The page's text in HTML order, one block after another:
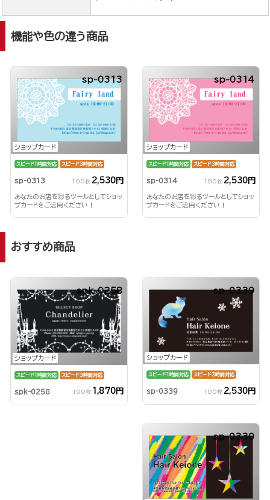
機能や色の違う商品
ショップカード
sp-0313
スピード1時間対応 スピード3時間対応
sp-0313 100枚 2,530円
あなたのお店を彩るツールとしてショッ
プカードをご活用ください！
ショップカード
sp-0314
スピード1時間対応 スピード3時間対応
sp-0314 100枚 2,530円
あなたのお店を彩るツールとしてショッ
プカードをご活用ください！
おすすめ商品
ショップカード
spk-0258
スピード1時間対応 スピード3時間対応
spk-0258 100枚 1,870円
ショップカード
sp-0339
スピード1時間対応 スピード3時間対応
sp-0339 100枚 2,530円
sp-0330